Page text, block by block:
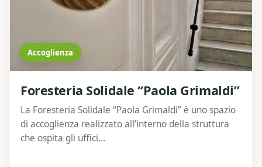
Accoglienza
Foresteria Solidale “Paola Grimaldi”
La Foresteria Solidale “Paola Grimaldi” è uno spazio
di accoglienza realizzato all’interno della struttura
che ospita gli uffici...